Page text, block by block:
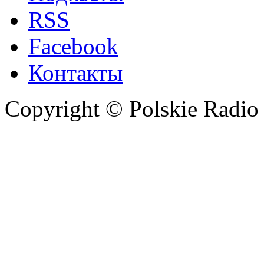
RSS
Facebook
Контакты
Copyright © Polskie